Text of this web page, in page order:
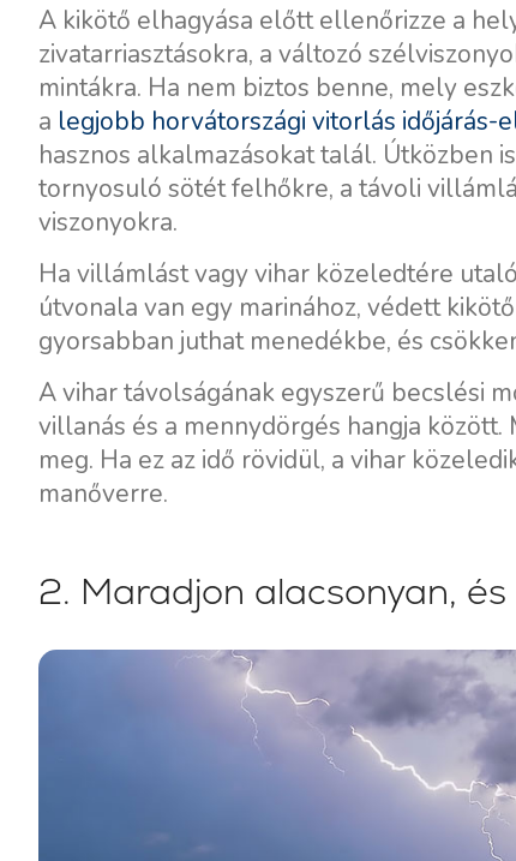
A kikötő elhagyása előtt ellenőrizze a
zivatarriasztásokra, a változó
mintákra. Ha nem biztos benne, mely
a legjobb horvátországi vitorlás időjárás-
hasznos alkalmazásokat talál. Útközben
tornyosuló sötét felhőkre, a távoli
viszonyokra.
Ha villámlást vagy vihar közeledtére
útvonala van egy marinához, védett
gyorsabban juthat menedékbe, és
A vihar távolságának egyszerű becslési
villanás és a mennydörgés hangja
meg. Ha ez az idő rövidül, a vihar
manőverre.
2. Maradjon alacsonyan,